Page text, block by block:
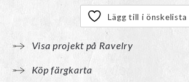
Lägg till i önskelista
Visa projekt på Ravelry
Köp färgkarta